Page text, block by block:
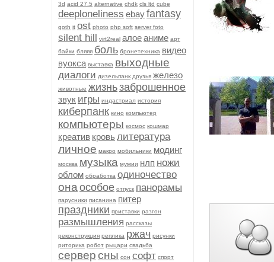
3d acid 27.5 alternative chdk cls ltd cube
deeploneliness ebayfantasy
goth it ost photo php soft server foto
silent hill virt2real алоеаниме арт
байки бляяя боль бронетехника видео
вуокса выставка выходные
диалоги дизельпанк друзья железо
животные жизньзаброшенное
звук игры индастриал история
киберпанк кино компьютер
компьютеры космос кошмар
креатив кровьлитература
личное макро мобильники модинг
москва музыка мумии нлп ножи
облом обработка одиночество
она особое отпуск панорамы
парусники писанина питер
праздники приставки разгон
размышления рассказы
реконструкция реплика ржач рисунки
риторика робот рыцари свадьба
серверсны сон софт спорт